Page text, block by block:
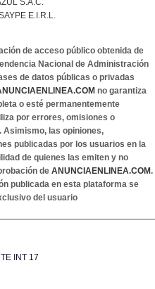
E.I.R.L.
de acceso público obtenida de
Nacional de Administración
de datos públicas o privadas
no garantiza
o esté permanentemente
por errores, omisiones o
Asimismo, las opiniones,
publicadas por los usuarios en la
de quienes las emiten y no
de ANUNCIAENLINEA.COM.
publicada en esta plataforma se
del usuario
INT 17